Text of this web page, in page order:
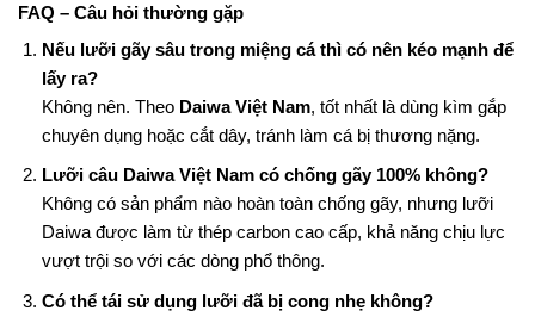
FAQ – Câu hỏi thường gặp
Nếu lưỡi gãy sâu trong miệng cá thì có nên kéo mạnh để
lấy ra?
Không nên. Theo Daiwa Việt Nam, tốt nhất là dùng kìm gắp
chuyên dụng hoặc cắt dây, tránh làm cá bị thương nặng.
Lưỡi câu Daiwa Việt Nam có chống gãy 100% không?
Không có sản phẩm nào hoàn toàn chống gãy, nhưng lưỡi
Daiwa được làm từ thép carbon cao cấp, khả năng chịu lực
vượt trội so với các dòng phổ thông.
Có thể tái sử dụng lưỡi đã bị cong nhẹ không?